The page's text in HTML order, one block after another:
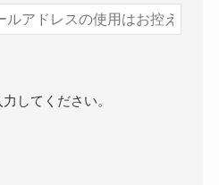
してください。